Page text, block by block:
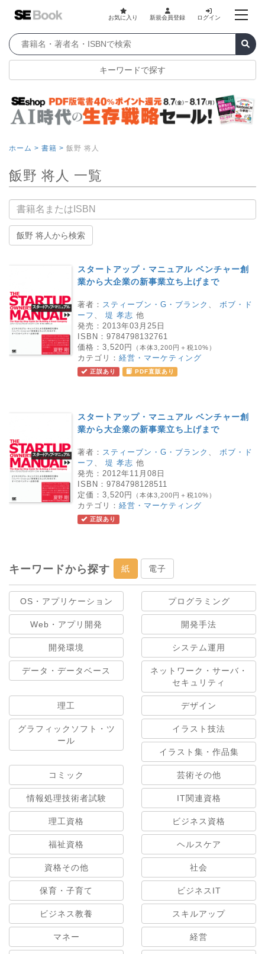
お気に入り 新規会員登録 ログイン
キーワードで探す
ホーム > 書籍 > 飯野 将人
飯野 将人 一覧
書籍名
飯野 将人から検索
スタートアップ・マニュアル ベンチャー創
業から大企業の新事業立ち上げまで
著者： スティーブン・G・ブランク
ボブ・ド
ーフ
堤 孝志 他
発売： 2013年03月25日
ISBN： 9784798132761
価格： 3,520円 （本体3,200円＋税10%）
カテゴリ： 経営・マーケティング
正誤あり PDF直販あり
スタートアップ・マニュアル ベンチャー創
業から大企業の新事業立ち上げまで
著者： スティーブン・G・ブランク
ボブ・ド
ーフ
堤 孝志 他
発売： 2012年11月08日
ISBN： 9784798128511
定価： 3,520円 （本体3,200円＋税10%）
カテゴリ： 経営・マーケティング
正誤あり
キーワードから探す 紙 電子
OS・アプリケーション プログラミング
Web・アプリ開発 開発手法
開発環境 システム運用
データ・データベース
ネットワーク・サーバ・
セキュリティ
理工 デザイン
グラフィックソフト・ツ
ール
イラスト技法
イラスト集・作品集
コミック 芸術その他
情報処理技術者試験 IT関連資格
理工資格 ビジネス資格
福祉資格 ヘルスケア
資格その他 社会
保育・子育て ビジネスIT
ビジネス教養 スキルアップ
マネー 経営